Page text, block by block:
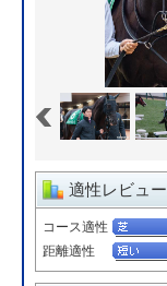
適性レビュー
コース適性
距離適性